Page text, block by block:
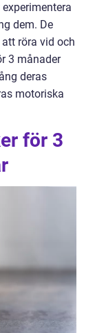
dem. De
röra vid och
3 månader
deras
motoriska
för 3